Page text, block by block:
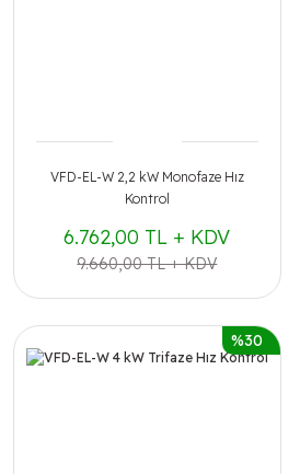
VFD-EL-W 2,2 kW Monofaze Hız
Kontrol
6.762,00 TL + KDV
9.660,00 TL + KDV
%30